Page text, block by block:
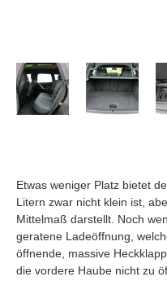
Etwas weniger Platz bietet
Litern zwar nicht klein ist,
Mittelmaß darstellt. Noch
geratene Ladeöffnung,
öffnende, massive
die vordere Haube nicht zu